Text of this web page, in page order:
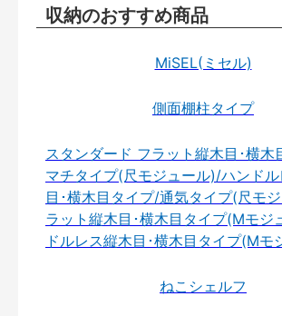
収納のおすすめ商品
MiSEL(ミセル)
側面棚柱タイプ
スタンダード フラット縦木目･横木
マチタイプ(尺モジュール)/ハンド
目･横木目タイプ/通気タイプ(尺モ
ラット縦木目･横木目タイプ(Mモジ
ドルレス縦木目･横木目タイプ(Mモ
ねこシェルフ